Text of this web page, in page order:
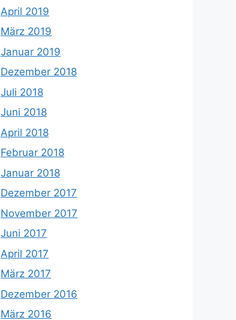
April 2019
März 2019
Januar 2019
Dezember 2018
Juli 2018
Juni 2018
April 2018
Februar 2018
Januar 2018
Dezember 2017
November 2017
Juni 2017
April 2017
März 2017
Dezember 2016
März 2016